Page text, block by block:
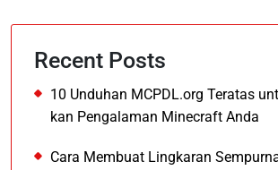
Recent Posts
10 Unduhan MCPDL.org Teratas
kan Pengalaman Minecraft Anda
Cara Membuat Lingkaran